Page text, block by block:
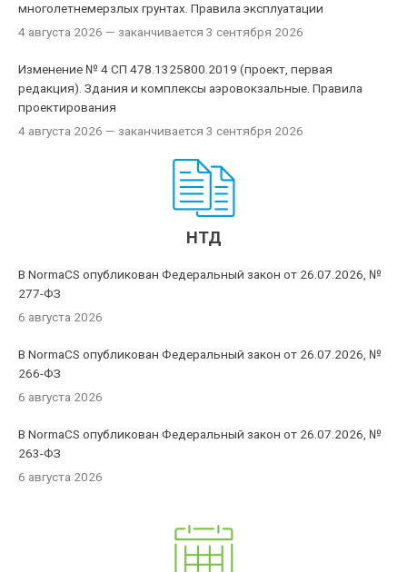
многолетнемерзлых грунтах. Правила эксплуатации
4 августа 2026 — заканчивается 3 сентября 2026
Изменение № 4 СП 478.1325800.2019 (проект, первая
редакция). Здания и комплексы аэровокзальные. Правила
проектирования
4 августа 2026 — заканчивается 3 сентября 2026
НТД
В NormaCS опубликован Федеральный закон от 26.07.2026, №
277-ФЗ
6 августа 2026
В NormaCS опубликован Федеральный закон от 26.07.2026, №
266-ФЗ
6 августа 2026
В NormaCS опубликован Федеральный закон от 26.07.2026, №
263-ФЗ
6 августа 2026